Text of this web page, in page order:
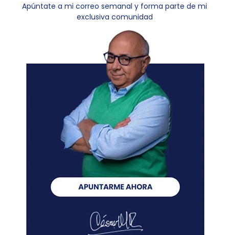
Apúntate a mi correo semanal y forma parte de mi
exclusiva comunidad